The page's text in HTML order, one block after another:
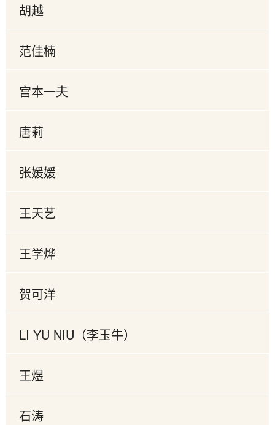
胡越
范佳楠
宫本一夫
唐莉
张媛媛
王天艺
王学烨
贺可洋
LI YU NIU（李玉牛）
王煜
石涛